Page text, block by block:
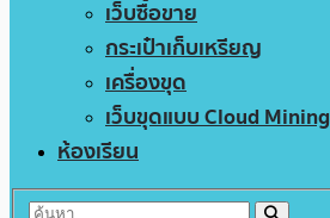
เว็บซื้อขาย
กระเป๋าเก็บเหรียญ
เครื่องขุด
เว็บขุดแบบ Cloud Mining
ห้องเรียน